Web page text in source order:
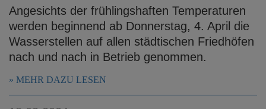
Angesichts der frühlingshaften Temperaturen
werden beginnend ab Donnerstag, 4. April die
Wasserstellen auf allen städtischen Friedhöfen
nach und nach in Betrieb genommen.
MEHR DAZU LESEN